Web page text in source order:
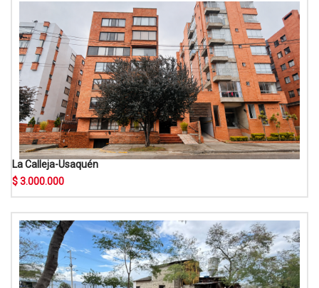
La Calleja-Usaquén
$ 3.000.000